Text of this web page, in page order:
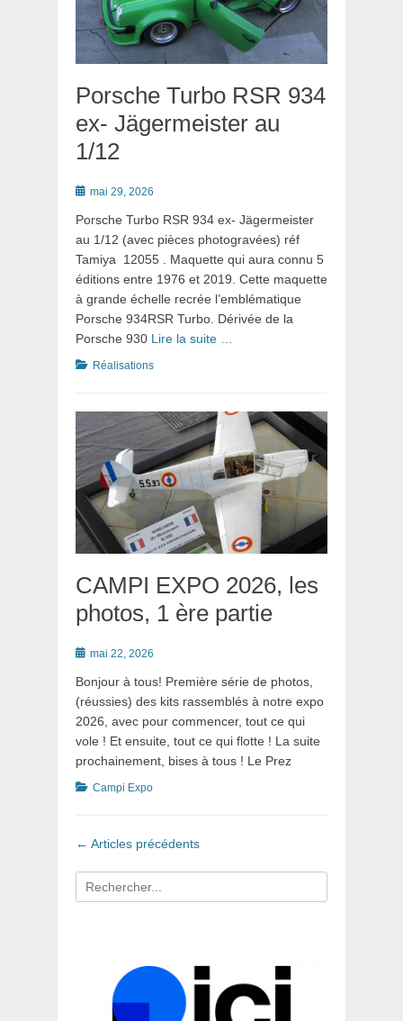
Porsche Turbo RSR 934
ex- Jägermeister au
1/12
Postémai 29, 2026
Porsche Turbo RSR 934 ex- Jägermeister
au 1/12 (avec pièces photogravées) réf
Tamiya 12055 . Maquette qui aura connu 5
éditions entre 1976 et 2019. Cette maquette
à grande échelle recrée l’emblématique
Porsche 934RSR Turbo. Dérivée de la
Porsche 930 Lire la suite …
Catégories
Réalisations
CAMPI EXPO 2026, les
photos, 1 ère partie
Postémai 22, 2026
Bonjour à tous! Première série de photos,
(réussies) des kits rassemblés à notre expo
2026, avec pour commencer, tout ce qui
vole ! Et ensuite, tout ce qui flotte ! La suite
prochainement, bises à tous ! Le Prez
Catégories
Campi Expo
Navigation
les
articles
← Articles précédents
Recherche
pour